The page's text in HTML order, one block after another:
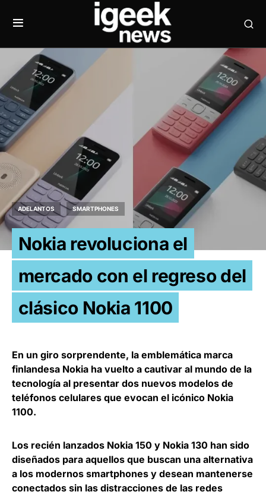
ADELANTOS SMARTPHONES
Nokia revoluciona el
mercado con el regreso del
clásico Nokia 1100
En un giro sorprendente, la emblemática marca
finlandesa Nokia ha vuelto a cautivar al mundo de la
tecnología al presentar dos nuevos modelos de
teléfonos celulares que evocan el icónico Nokia
1100.
Los recién lanzados Nokia 150 y Nokia 130 han sido
diseñados para aquellos que buscan una alternativa
a los modernos smartphones y desean mantenerse
conectados sin las distracciones de las redes